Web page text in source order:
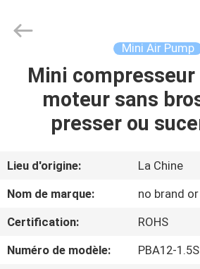
MAISON
PRODUITS
AU
SUJET
DE
co.,limited.
Mini Air Pump
Mini compresseur
moteur sans
presser ou
Lieu d'origine:
La Chine
Nom de marque:
no brand
Certification:
ROHS
Numéro de modèle:
PBA12-1.5S